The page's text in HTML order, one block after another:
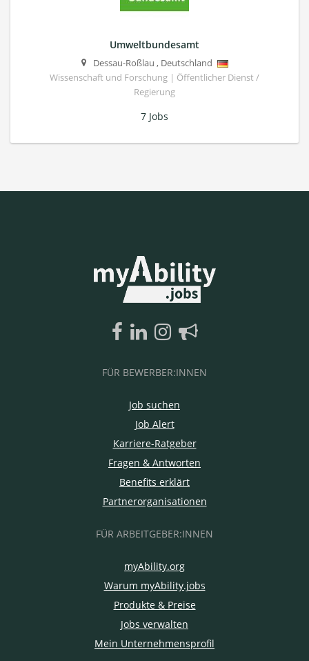
Umweltbundesamt
Dessau-Roßlau , Deutschland
Wissenschaft und Forschung | Öffentlicher Dienst /
Regierung
7 Jobs
FÜR BEWERBER:INNEN
Job suchen
Job Alert
Karriere-Ratgeber
Fragen & Antworten
Benefits erklärt
Partnerorganisationen
FÜR ARBEITGEBER:INNEN
myAbility.org
Warum myAbility.jobs
Produkte & Preise
Jobs verwalten
Mein Unternehmensprofil